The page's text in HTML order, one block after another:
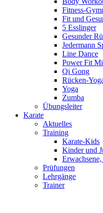
Fitness-
Fit und
5 Esslinger
Gesunder
Jedermann
Line Dance
Power Fit
Qi Gong
Rücken-
Yoga
Zumba
Übungsleiter
Karate
Aktuelles
Training
Karate-Kids
Kinder und
Prüfungen
Lehrgänge
Trainer